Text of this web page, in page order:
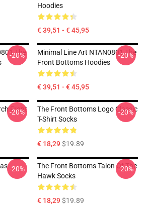
Hoodies
€ 39,51 - € 45,95
The
-20%
Minimal Line Art NTAN0801 The
Front Bottoms Hoodies
€ 39,51 - € 45,95
-20%
Front
-20%
The Front Bottoms Logo Classic
T-Shirt Socks
€ 18,29$19.89
-20%
-20%
The Front Bottoms Talon Of The
Hawk Socks
€ 18,29$19.89
-20%